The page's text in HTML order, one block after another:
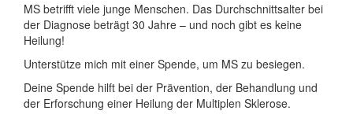
MS betrifft viele junge Menschen. Das Durchschnittsalter bei
der Diagnose beträgt 30 Jahre – und noch gibt es keine
Heilung!
Unterstütze mich mit einer Spende, um MS zu besiegen.
Deine Spende hilft bei der Prävention, der Behandlung und
der Erforschung einer Heilung der Multiplen Sklerose.